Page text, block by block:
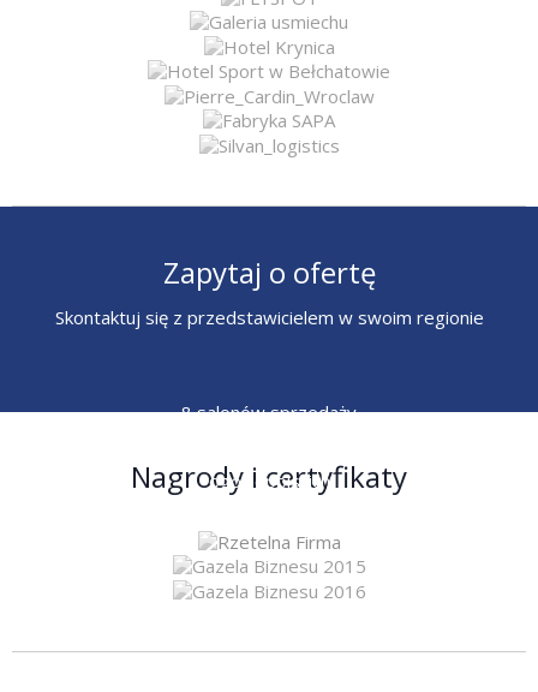
Zapytaj o ofertę
Skontaktuj się z przedstawicielem w swoim regionie
8 salonów sprzedaży
ogólnopolskich
Nagrody i certyfikaty